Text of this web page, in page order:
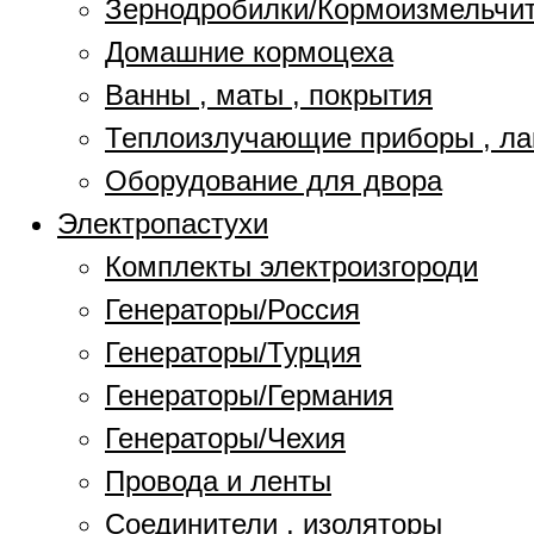
Зернодробилки/
Домашние кормоцеха
Ванны , маты , покрытия
Теплоизлучающие приборы ,
Оборудование для двора
Электропастухи
Комплекты электроизгороди
Генераторы/Россия
Генераторы/Турция
Генераторы/Германия
Генераторы/Чехия
Провода и ленты
Соединители , изоляторы